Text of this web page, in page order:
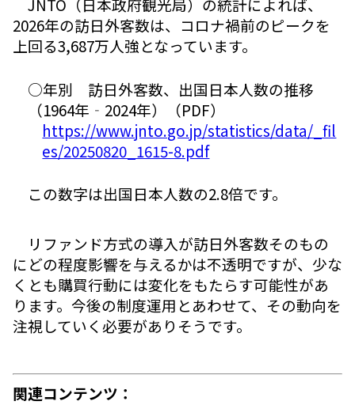
JNTO（日本政府観光局）の統計によれば、
2026年の訪日外客数は、コロナ禍前のピークを
上回る3,687万人強となっています。
○年別 訪日外客数、出国日本人数の推移
（1964年‐2024年）（PDF）
https://www.jnto.go.jp/statistics/data/_fil
es/20250820_1615-8.pdf
この数字は出国日本人数の2.8倍です。
リファンド方式の導入が訪日外客数そのもの
にどの程度影響を与えるかは不透明ですが、少な
くとも購買行動には変化をもたらす可能性があ
ります。今後の制度運用とあわせて、その動向を
注視していく必要がありそうです。
関連コンテンツ：